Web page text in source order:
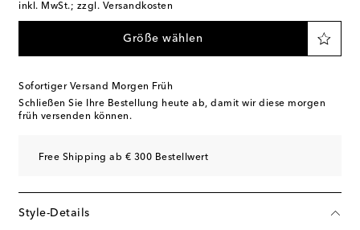
inkl. MwSt.; zzgl. Versandkosten
Größe wählen
Sofortiger Versand Morgen Früh
Schließen Sie Ihre Bestellung heute ab, damit wir diese morgen
früh versenden können.
Free Shipping ab € 300 Bestellwert
Style-Details